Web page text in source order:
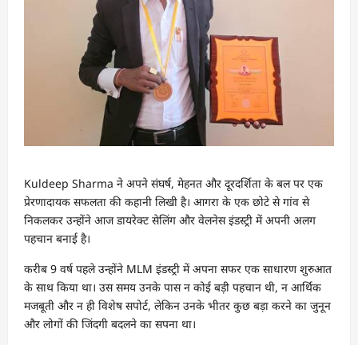
Kuldeep Sharma ने अपने संघर्ष, मेहनत और दूरदर्शिता के बल पर एक
प्रेरणादायक सफलता की कहानी लिखी है। आगरा के एक छोटे से गांव से
निकलकर उन्होंने आज डायरेक्ट सेलिंग और वेलनेस इंडस्ट्री में अपनी अलग
पहचान बनाई है।
करीब 9 वर्ष पहले उन्होंने MLM इंडस्ट्री में अपना सफर एक साधारण शुरुआत
के साथ किया था। उस समय उनके पास न कोई बड़ी पहचान थी, न आर्थिक
मजबूती और न ही विशेष सपोर्ट, लेकिन उनके भीतर कुछ बड़ा करने का जुनून
और लोगों की जिंदगी बदलने का सपना था।